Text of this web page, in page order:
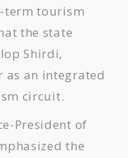
term tourism
the state
Shirdi,
as an integrated
circuit.
President of
the